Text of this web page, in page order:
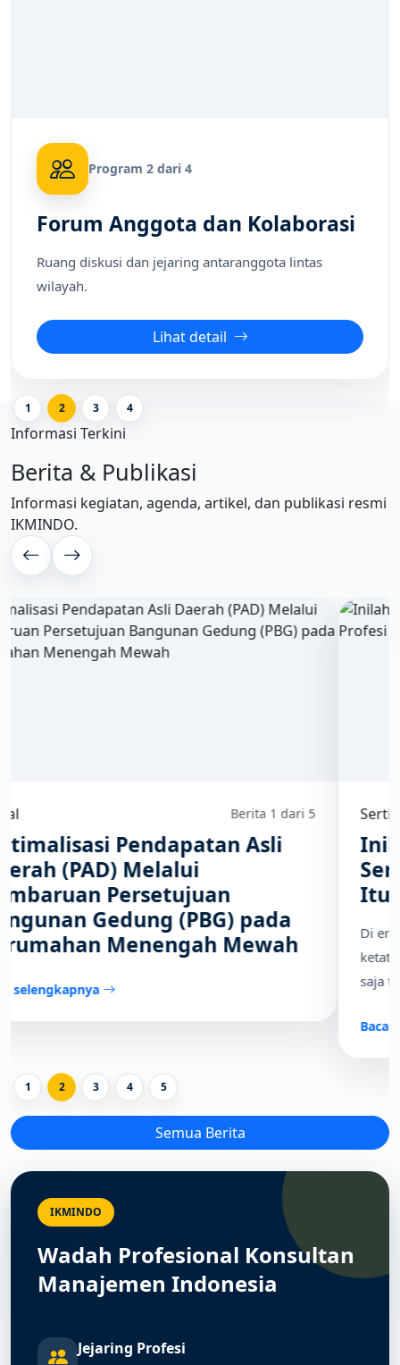
1 2 3 4
Program 2 dari 4
Forum Anggota dan Kolaborasi
Ruang diskusi dan jejaring antaranggota lintas
wilayah.
Lihat detail
Informasi Terkini
Berita & Publikasi
Informasi kegiatan, agenda, artikel, dan publikasi resmi
IKMINDO.
1 2 3 4 5
Berita 2 dari 5
Inilah Alasan Mengapa
Sertifikasi dan Asosiasi Profesi
Itu Penting
Di era disrupsi dan persaingan global yang semakin
ketat, menjadi seorang profesional yang kompeten
saja tidak lagi cukup.
Semua Berita
IKMINDO
Wadah Profesional Konsultan
Manajemen Indonesia
Jejaring Profesi